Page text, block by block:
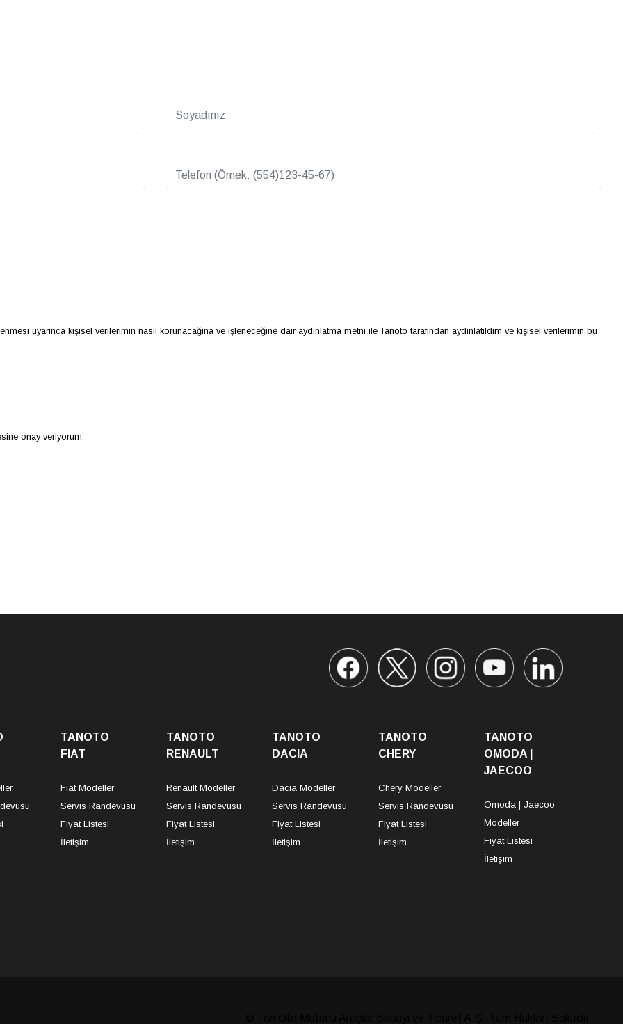
Faiz oranı ve maliyet oranları, kullanılacak kredi tutarı ve vadeye göre değişmektedir. Maxxi Warranty, BNP Paribas Cardif Sigorta A.Ş. tarafından sunulan ve aracın
değerleri 5,6-7,3 lt/100km aralığındadır. Yakıt tüketim ve CO₂ emisyonu değerleri, 715/2007 mevzuatının güncel seviyesine göre ölçülmüştür. Temsili model üzerinde
uyarınca kişisel verilerimin nasıl korunacağına ve işleneceğine dair aydınlatma metni ile Tanoto tarafından aydınlatıldım ve kişisel verilerimin bu
onay veriyorum.
TANOTO
FIAT
Fiat Modeller
Servis Randevusu
Fiyat Listesi
İletişim
TANOTO
RENAULT
Renault Modeller
Servis Randevusu
Fiyat Listesi
İletişim
TANOTO
DACIA
Dacia Modeller
Servis Randevusu
Fiyat Listesi
İletişim
TANOTO
CHERY
Chery Modeller
Servis Randevusu
Fiyat Listesi
İletişim
TANOTO
OMODA |
JAECOO
Omoda | Jaecoo
Modeller
Fiyat Listesi
İletişim